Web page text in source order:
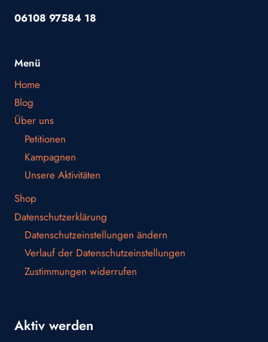
06108 97584 18
Menü
Home
Blog
Über uns
Petitionen
Kampagnen
Unsere Aktivitäten
Shop
Datenschutzerklärung
Datenschutzeinstellungen ändern
Verlauf der Datenschutzeinstellungen
Zustimmungen widerrufen
Aktiv werden